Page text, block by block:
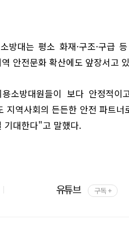
방대는 평소 화재·구조·구급
안전문화 확산에도 앞장서고
소방대원들이 보다 안정적이
역사회의 든든한 안전 파트너
기대한다"고 말했다.
유튜브 구독 +